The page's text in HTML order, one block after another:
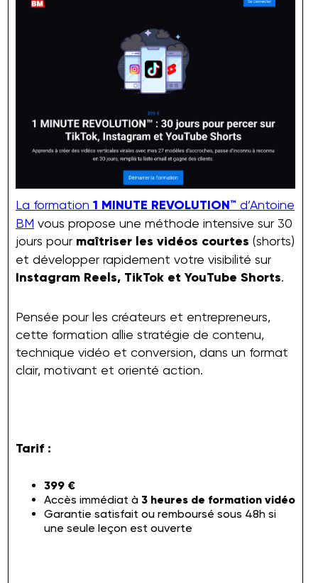
La formation 1 MINUTE REVOLUTION™ d’Antoine
BM vous propose une méthode intensive sur 30
jours pour maîtriser les vidéos courtes (shorts)
et développer rapidement votre visibilité sur
Instagram Reels, TikTok et YouTube Shorts.
Pensée pour les créateurs et entrepreneurs,
cette formation allie stratégie de contenu,
technique vidéo et conversion, dans un format
clair, motivant et orienté action.
Tarif :
399 €
Accès immédiat à 3 heures de formation vidéo
Garantie satisfait ou remboursé sous 48h si
une seule leçon est ouverte